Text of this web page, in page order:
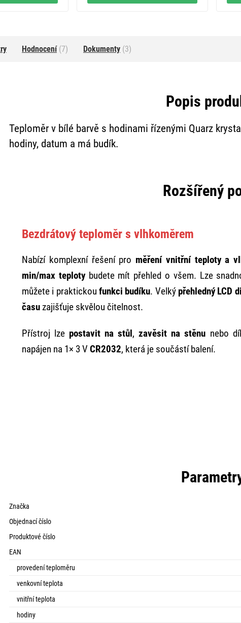
Hodnocení(7) Dokumenty (3)
Popis
Teploměr v bílé barvě s hodinami řízenými Quarz
hodiny, datum a má budík.
Rozšířený
Bezdrátový teploměr s vlhkoměrem
Nabízí komplexní řešení pro měření vnitřní teploty a
min/max teplotybudete mít přehled o všem. Lze
můžete i praktickou funkci budíku. Velký přehledný LCD
časuzajišťuje skvělou čitelnost.
Přístroj lze postavit na stůl ,zavěsit na stěnu nebo
napájen na 1× 3 VCR2032, která je součástí balení.
Značka
Objednací číslo
Produktové číslo
EAN
provedení teploměru
venkovní teplota
vnitřní teplota
hodiny